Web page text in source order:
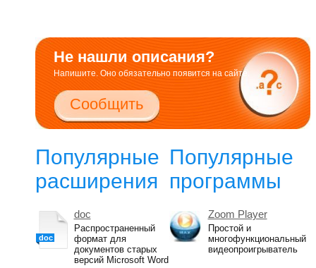
Не нашли описания?
Напишите. Оно обязательно появится на сайте.
Сообщить
Популярные
расширения
doc
doc
Распространенный
формат для
документов старых
версий Microsoft Word
Популярные
программы
Zoom Player
Простой и
многофункциональный
видеопроигрыватель